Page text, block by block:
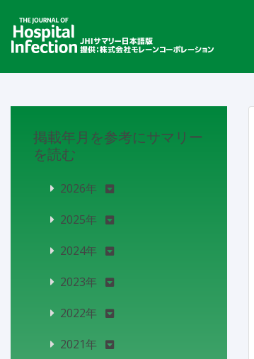
掲載年月を参考にサマリー
を読む
2026年
2025年
2024年
2023年
2022年
2021年